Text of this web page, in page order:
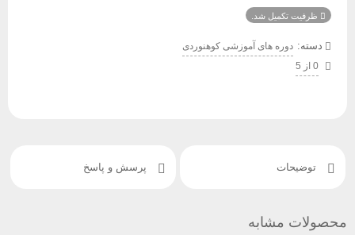
ظرفیت تکمیل شد.
دسته: دوره های آموزشی کوهنوردی
توضیحات پرسش و پاسخ
مشابه